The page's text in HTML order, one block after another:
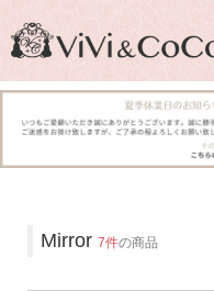
Mirror 7件の商品
商品検索：